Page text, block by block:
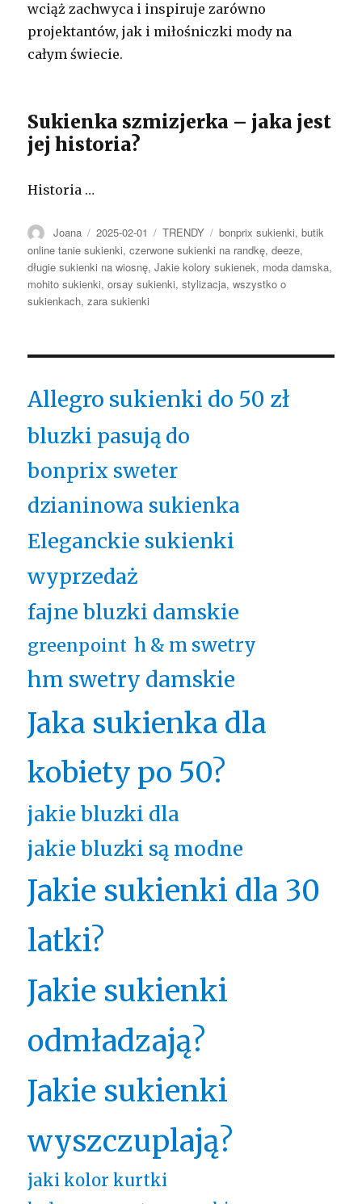
wciąż zachwyca i inspiruje zarówno
projektantów, jak i miłośniczki mody na
całym świecie.
Sukienka szmizjerka – jaka jest
jej historia?
Historia …
Autor
Joana Opublikowano
2025-02-01 Kategorie
TRENDY Tagi
bonprix sukienki,butik
online tanie sukienki,czerwone sukienki na randkę,deeze,
długie sukienki na wiosnę,Jakie kolory sukienek, moda damska,
mohito sukienki,orsay sukienki,stylizacja,wszystko o
sukienkach,zara sukienki
Allegro sukienki do 50 zł
bluzki pasują do
bonprix sweter
dzianinowa sukienka
Eleganckie sukienki
wyprzedaż
fajne bluzki damskie
greenpoint h & m swetry
hm swetry damskie
Jaka sukienka dla
kobiety po 50?
jakie bluzki dla
jakie bluzki są modne
Jakie sukienki dla 30
latki?
Jakie sukienki
odmładzają?
Jakie sukienki
wyszczuplają?
jaki kolor kurtki